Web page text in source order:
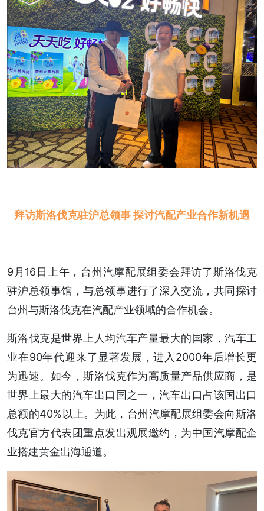
拜访斯洛伐克驻沪总领事 探讨汽配产业合作新机遇
9月16日上午，台州汽摩配展组委会拜访了斯洛伐克
驻沪总领事馆，与总领事进行了深入交流，共同探讨
台州与斯洛伐克在汽配产业领域的合作机会。
斯洛伐克是世界上人均汽车产量最大的国家，汽车工
业在90年代迎来了显著发展，进入2000年后增长更
为迅速。如今，斯洛伐克作为高质量产品供应商，是
世界上最大的汽车出口国之一，汽车出口占该国出口
总额的40%以上。为此，台州汽摩配展组委会向斯洛
伐克官方代表团重点发出观展邀约，为中国汽摩配企
业搭建黄金出海通道。